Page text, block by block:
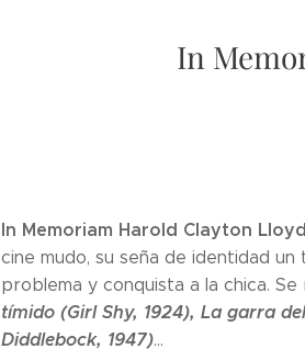
In
In Memoriam Harold Clayton
cine mudo, su seña de identidad
problema y conquista a la chica.
tímido (Girl Shy, 1924), La garra
Diddlebock, 1947)...